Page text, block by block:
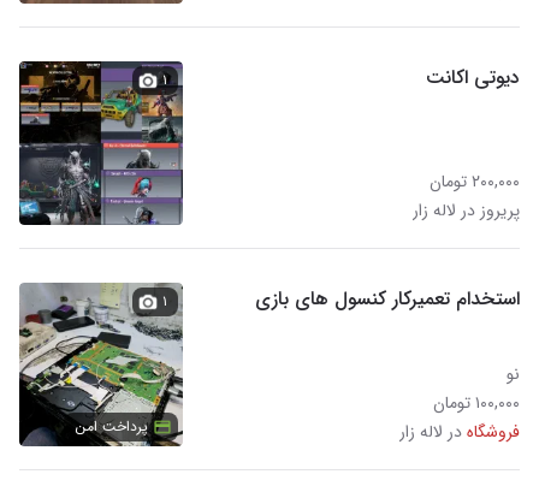
دیوتی اکانت
۲۰۰,۰۰۰ تومان
پریروز در لاله زار
۱
استخدام تعمیرکار کنسول های بازی
نو
۱۰۰,۰۰۰ تومان
فروشگاهدر لاله زار
۱
پرداخت امن